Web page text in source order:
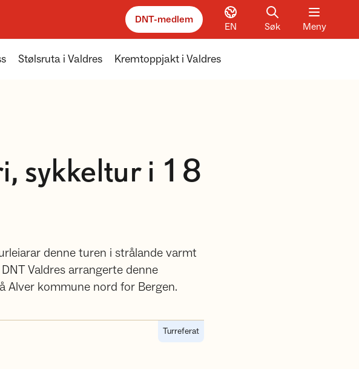
DNT-medlem
EN Søk Meny
Stølsruta i Valdres Kremtoppjakt i Valdres
sykkeltur i 18
denne turen i strålande varmt
Valdres arrangerte denne
Alver kommune nord for Bergen.
Turreferat